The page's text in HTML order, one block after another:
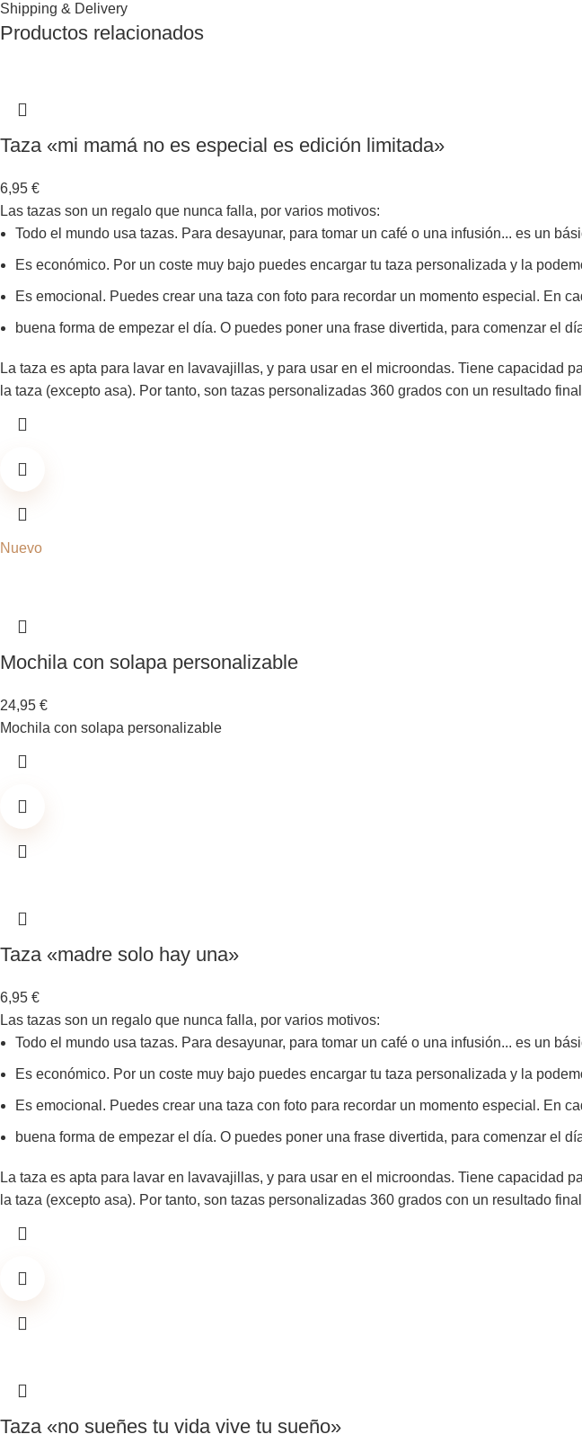
Shipping & Delivery
Productos relacionados
Taza «mi mamá no es especial es edición limitada»
6,95 €
Las tazas son un regalo que nunca falla, por varios motivos:
Todo el mundo usa tazas. Para desayunar, para tomar un café o una infusión... es un
Es económico. Por un coste muy bajo puedes encargar tu taza personalizada y la
Es emocional. Puedes crear una taza con foto para recordar un momento especial. En
buena forma de empezar el día. O puedes poner una frase divertida, para comenzar el
La taza es apta para lavar en lavavajillas, y para usar en el microondas. Tiene capacidad
la taza (excepto asa). Por tanto, son tazas personalizadas 360 grados con un resultado
Nuevo
Mochila con solapa personalizable
24,95 €
Mochila con solapa personalizable
Taza «madre solo hay una»
6,95 €
Las tazas son un regalo que nunca falla, por varios motivos:
Todo el mundo usa tazas. Para desayunar, para tomar un café o una infusión... es un
Es económico. Por un coste muy bajo puedes encargar tu taza personalizada y la
Es emocional. Puedes crear una taza con foto para recordar un momento especial. En
buena forma de empezar el día. O puedes poner una frase divertida, para comenzar el
La taza es apta para lavar en lavavajillas, y para usar en el microondas. Tiene capacidad
la taza (excepto asa). Por tanto, son tazas personalizadas 360 grados con un resultado
Taza «no sueñes tu vida vive tu sueño»